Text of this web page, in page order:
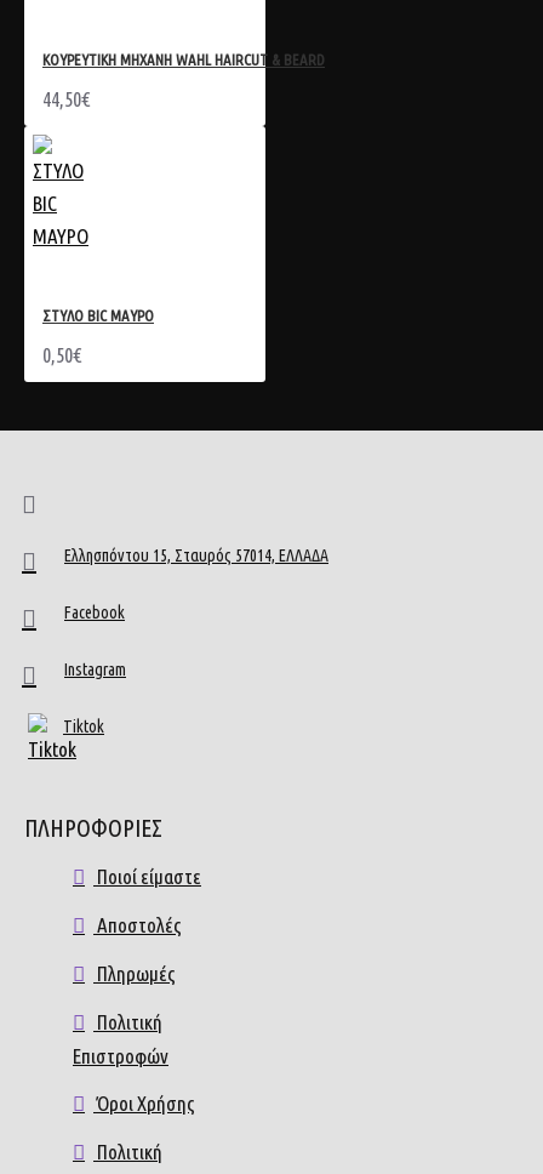
ΚΟΥΡΕΥΤΙΚΗ ΜΗΧΑΝΗ WAHL HAIRCUT & BEARD
44,50€
ΣΤΥΛΟ BIC ΜΑΥΡΟ
0,50€
Ελλησπόντου 15, Σταυρός 57014, ΕΛΛΑΔΑ
Facebook
Instagram
Tiktok
ΠΛΗΡΟΦΟΡΙΕΣ
Ποιοί είμαστε
Αποστολές
Πληρωμές
Πολιτική
Επιστροφών
Όροι Χρήσης
Πολιτική